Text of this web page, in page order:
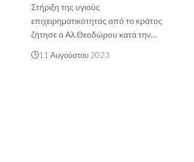
Στήριξη της υγιούς
επιχειρηματικότητας από το κράτος
ζήτησε ο Αλ.Θεοδώρου κατά την…
11 Αυγούστου 2023